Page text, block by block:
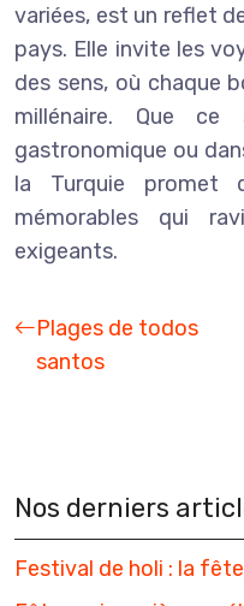
variées, est un reflet
pays. Elle invite les
des sens, où chaque
millénaire. Que
gastronomique ou
la Turquie promet
mémorables qui
exigeants.
Plages de todos
santos
Nos derniers
Festival de holi : la